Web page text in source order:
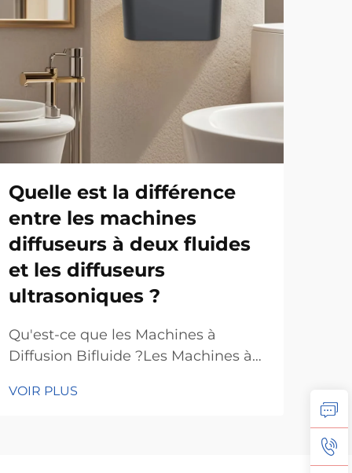
Quelle est la différence
entre les machines
diffuseurs à deux fluides
et les diffuseurs
ultrasoniques ?
Qu'est-ce que les Machines à
Diffusion Bifluide ?Les Machines à
grand progrès dans le domaine de
VOIR PLUS
de